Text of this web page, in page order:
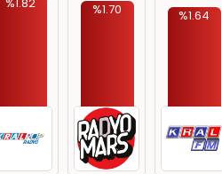
%1.70 %1.64